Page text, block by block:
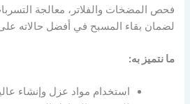
فحص المضخات والفلاتر، معالجة
لضمان بقاء المسبح في أفضل حالاته على
ما نتميز به:
استخدام مواد عزل وإنشاء